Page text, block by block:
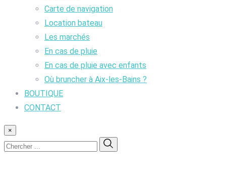
Carte de navigation
Location bateau
Les marchés
En cas de pluie
En cas de pluie avec enfants
Où bruncher à Aix-les-Bains ?
BOUTIQUE
CONTACT
×